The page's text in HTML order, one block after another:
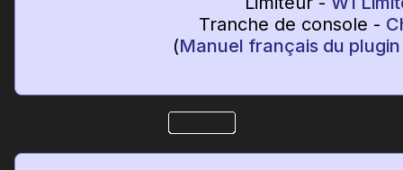
Tranche de console -
(Manuel français du